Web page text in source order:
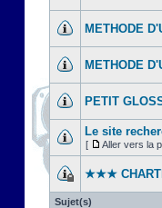
METHODE
METHODE
PETIT
Le site
[ Aller vers la
★★★
Sujet(s)